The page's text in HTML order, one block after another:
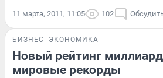
11 марта, 2011, 11:05 102
БИЗНЕС ЭКОНОМИКА
Новый рейтинг
мировые рекорды